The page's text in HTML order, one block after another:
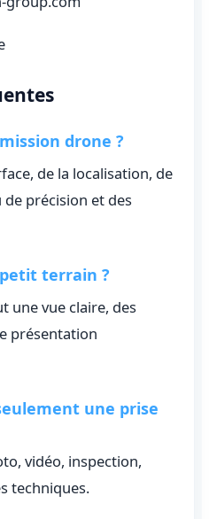
drone ?
de la localisation, de
précision et des
terrain ?
une vue claire, des
présentation
une prise
vidéo, inspection,
techniques.